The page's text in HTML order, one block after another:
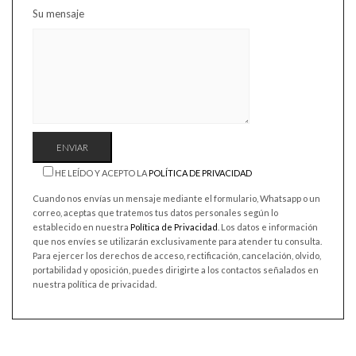
Su mensaje
HE LEÍDO Y ACEPTO LAPOLÍTICA DE PRIVACIDAD
Cuando nos envías un mensaje mediante el formulario, Whatsapp o un
correo, aceptas que tratemos tus datos personales según lo
establecido en nuestra Política de Privacidad . Los datos e información
que nos envíes se utilizarán exclusivamente para atender tu consulta.
Para ejercer los derechos de acceso, rectificación, cancelación, olvido,
portabilidad y oposición, puedes dirigirte a los contactos señalados en
nuestra política de privacidad.